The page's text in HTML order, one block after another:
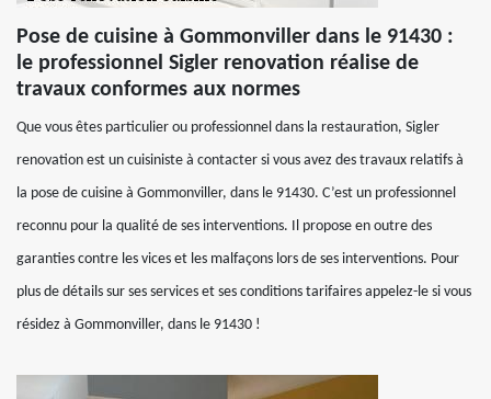
Pose de cuisine à Gommonviller dans le 91430 :
le professionnel Sigler renovation réalise de
travaux conformes aux normes
Que vous êtes particulier ou professionnel dans la restauration, Sigler
renovation est un cuisiniste à contacter si vous avez des travaux relatifs à
la pose de cuisine à Gommonviller, dans le 91430. C’est un professionnel
reconnu pour la qualité de ses interventions. Il propose en outre des
garanties contre les vices et les malfaçons lors de ses interventions. Pour
plus de détails sur ses services et ses conditions tarifaires appelez-le si vous
résidez à Gommonviller, dans le 91430 !